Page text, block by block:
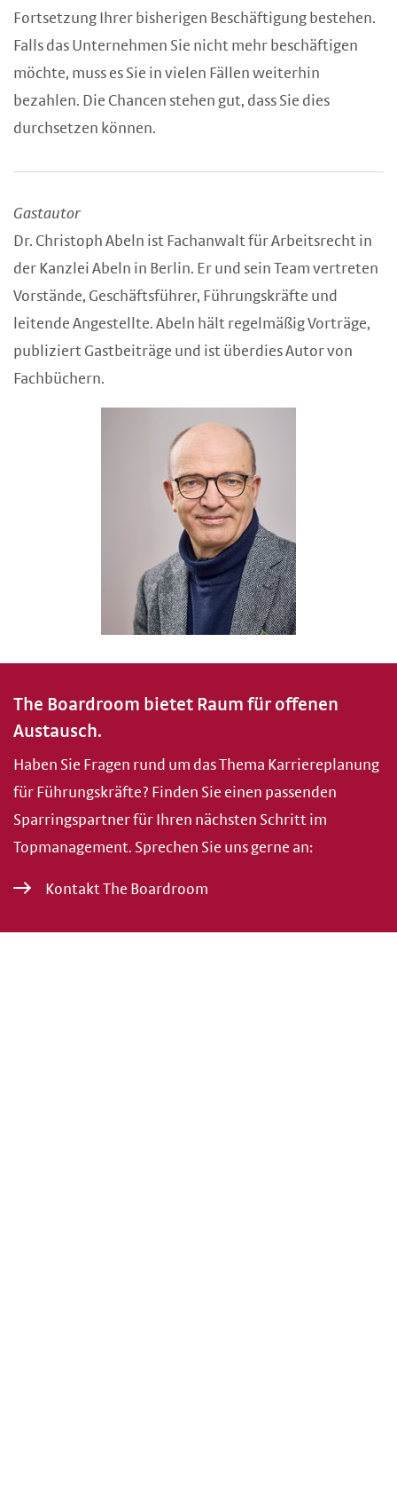
Fortsetzung Ihrer bisherigen Beschäftigung bestehen.
Falls das Unternehmen Sie nicht mehr beschäftigen
möchte, muss es Sie in vielen Fällen weiterhin
bezahlen. Die Chancen stehen gut, dass Sie dies
durchsetzen können.
Gastautor
Dr. Christoph Abeln ist Fachanwalt für Arbeitsrecht in
der Kanzlei Abeln in Berlin. Er und sein Team vertreten
Vorstände, Geschäftsführer, Führungskräfte und
leitende Angestellte. Abeln hält regelmäßig Vorträge,
publiziert Gastbeiträge und ist überdies Autor von
Fachbüchern.
The Boardroom bietet Raum für offenen
Austausch.
Haben Sie Fragen rund um das Thema Karriereplanung
für Führungskräfte? Finden Sie einen passenden
Sparringspartner für Ihren nächsten Schritt im
Topmanagement. Sprechen Sie uns gerne an:
Kontakt The Boardroom